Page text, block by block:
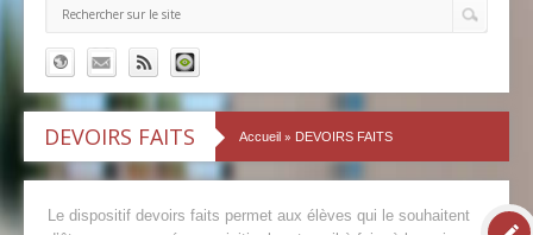
DEVOIRS FAITS Accueil » DEVOIRS FAITS
Le dispositif devoirs faits permet aux élèves qui le souhaitent